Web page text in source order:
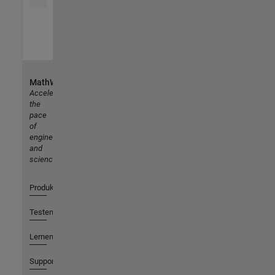
MathWorks
Accelerating
the
pace
of
engineering
and
science
Produkte
Testen oder Kaufen
Lernen
Support